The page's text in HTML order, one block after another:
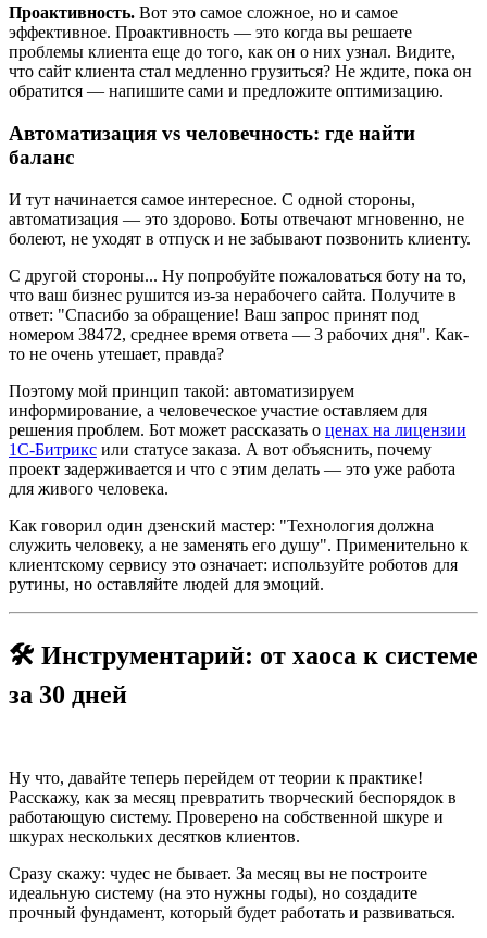
Проактивность. Вот это самое сложное, но и самое
эффективное. Проактивность — это когда вы решаете
проблемы клиента еще до того, как он о них узнал. Видите,
что сайт клиента стал медленно грузиться? Не ждите, пока он
обратится — напишите сами и предложите оптимизацию.
Автоматизация vs человечность: где найти
баланс
И тут начинается самое интересное. С одной стороны,
автоматизация — это здорово. Боты отвечают мгновенно, не
болеют, не уходят в отпуск и не забывают позвонить клиенту.
С другой стороны... Ну попробуйте пожаловаться боту на то,
что ваш бизнес рушится из-за нерабочего сайта. Получите в
ответ: "Спасибо за обращение! Ваш запрос принят под
номером 38472, среднее время ответа — 3 рабочих дня". Как-
то не очень утешает, правда?
Поэтому мой принцип такой: автоматизируем
информирование, а человеческое участие оставляем для
решения проблем. Бот может рассказать о ценах на лицензии
1С-Битрикс или статусе заказа. А вот объяснить, почему
проект задерживается и что с этим делать — это уже работа
для живого человека.
Как говорил один дзенский мастер: "Технология должна
служить человеку, а не заменять его душу". Применительно к
клиентскому сервису это означает: используйте роботов для
рутины, но оставляйте людей для эмоций.
🛠️ Инструментарий: от хаоса к системе
за 30 дней
Ну что, давайте теперь перейдем от теории к практике!
Расскажу, как за месяц превратить творческий беспорядок в
работающую систему. Проверено на собственной шкуре и
шкурах нескольких десятков клиентов.
Сразу скажу: чудес не бывает. За месяц вы не построите
идеальную систему (на это нужны годы), но создадите
прочный фундамент, который будет работать и развиваться.